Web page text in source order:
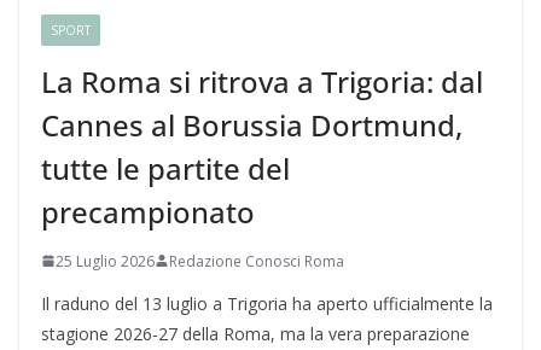
SPORT
La Roma si ritrova a Trigoria: dal
Cannes al Borussia Dortmund,
tutte le partite del
precampionato
25 Luglio 2026 Redazione Conosci Roma
Il raduno del 13 luglio a Trigoria ha aperto ufficialmente la
stagione 2026-27 della Roma, ma la vera preparazione